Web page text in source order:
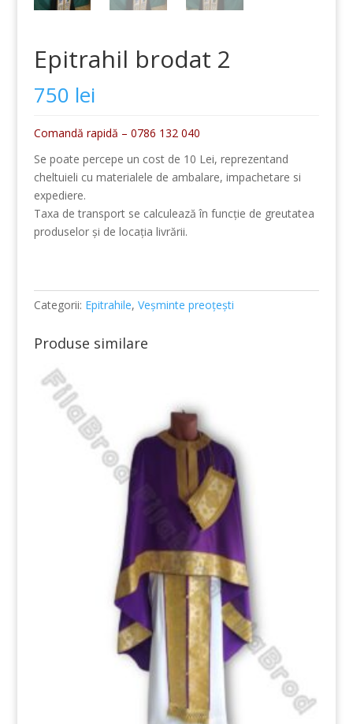
Epitrahil brodat 2
750 lei
Comandă rapidă – 0786 132 040
Se poate percepe un cost de 10 Lei, reprezentand
cheltuieli cu materialele de ambalare, impachetare si
expediere.
Taxa de transport se calculează în funcție de greutatea
produselor și de locația livrării.
Categorii: Epitrahile, Veșminte preoțești
Produse similare